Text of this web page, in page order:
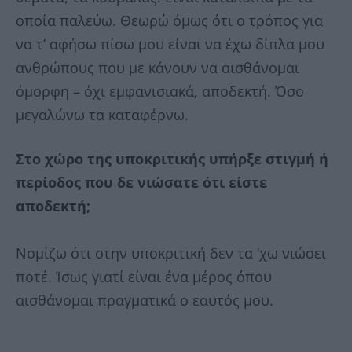
οποία παλεύω. Θεωρώ όμως ότι ο τρόπος για
να τ’ αφήσω πίσω μου είναι να έχω δίπλα μου
ανθρώπους που με κάνουν να αισθάνομαι
όμορφη – όχι εμφανισιακά, αποδεκτή. Όσο
μεγαλώνω τα καταφέρνω.
Στο χώρο της υποκριτικής υπήρξε στιγμή ή
περίοδος που δε νιώσατε ότι είστε
αποδεκτή;
Νομίζω ότι στην υποκριτική δεν τα ‘χω νιώσει
ποτέ. Ίσως γιατί είναι ένα μέρος όπου
αισθάνομαι πραγματικά ο εαυτός μου.